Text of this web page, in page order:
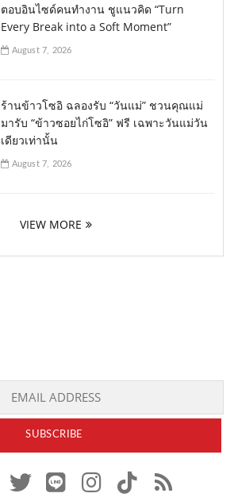
ตอบอินไซด์คนทำงาน ชูแนวคิด “Turn
Every Break into a Soft Moment”
August 7, 2026
ร้านข้าวโซอิ ฉลองรับ “วันแม่” ชวนคุณแม่
มารับ “ข้าวซอยไก่โซอิ” ฟรี เฉพาะวันแม่วัน
เดียวเท่านั้น
August 7, 2026
VIEW MORE
x
r